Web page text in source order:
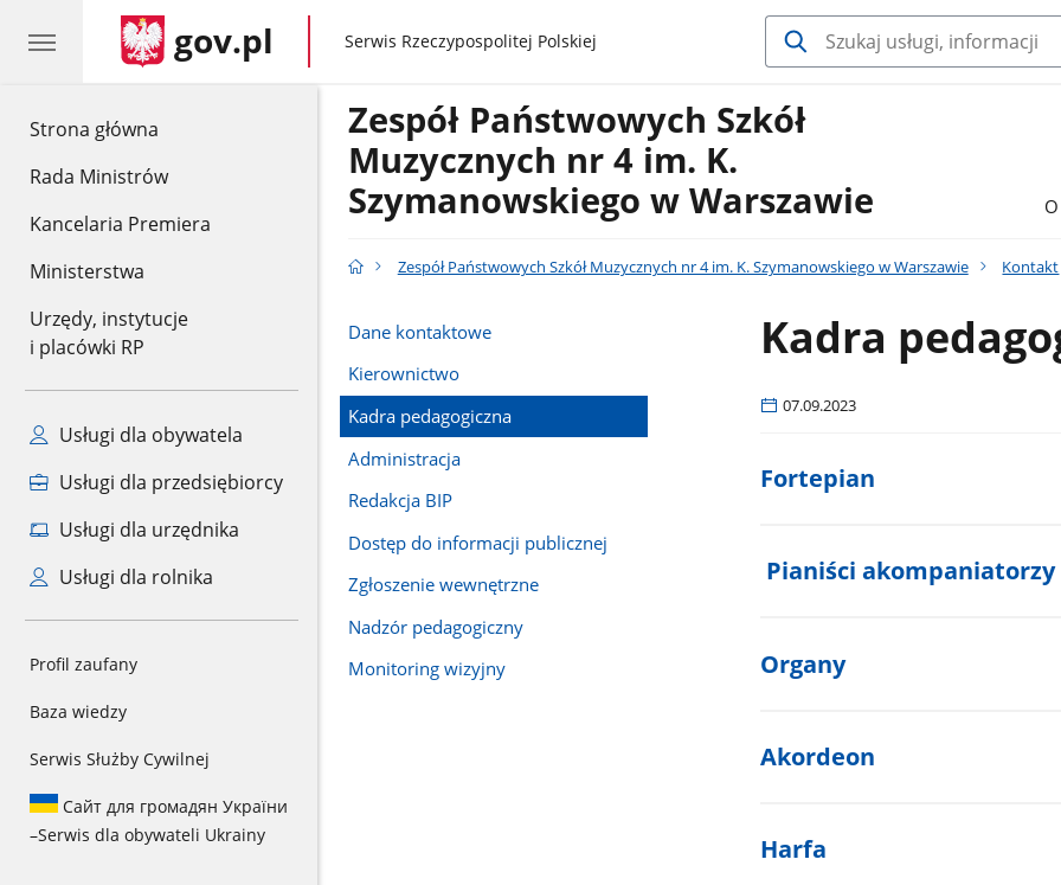
Strona główna
Rada Ministrów
Kancelaria Premiera
Ministerstwa
Urzędy, instytucje
i placówki RP
Usługi dla obywatela
Usługi dla przedsiębiorcy
Usługi dla urzędnika
Usługi dla rolnika
Profil zaufany
Baza wiedzy
Serwis Służby Cywilnej
Сайт для громадян України
–Serwis dla obywateli Ukrainy
gov.pl gov.pl
Serwis Rzeczypospolitej Polskiej
Zespół Państwowych Szkół
Muzycznych nr 4 im. K.
Szymanowskiego w Warszawie
Zespół Państwowych Szkół Muzycznych nr 4 im. K. Szymanowskiego w Warszawie Kontakt
Dane kontaktowe
Kierownictwo
Kadra pedagogiczna
Administracja
Redakcja BIP
Dostęp do informacji publicznej
Zgłoszenie wewnętrzne
Nadzór pedagogiczny
Monitoring wizyjny
Kadra
07.09.2023
Fortepian
Pianiści akompaniatorzy
Organy
Akordeon
Harfa